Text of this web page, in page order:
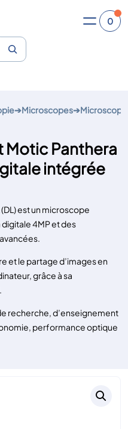
0
➔Microscopes➔
Panthera
intégrée
est un microscope
4MP et des
et le partage d’images en
grâce à sa
recherche, d’enseignement
performance optique